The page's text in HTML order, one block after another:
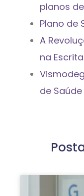
planos
Plano de
A
na
de